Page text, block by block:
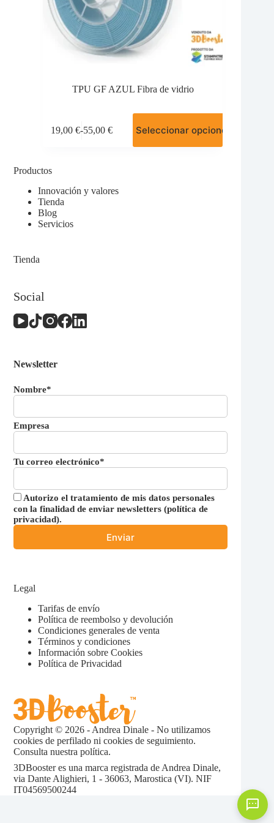
TPU GF AZUL Fibra de vidrio
19,00€-55,00€
Rango
hasta
Seleccionar opciones
producto
Las
opciones
se
pueden
elegir
de
Productos
Innovación y valores
Tienda
Blog
Servicios
Tienda
Social
Newsletter
Nombre*
Empresa
Tu correo electrónico*
Autorizo el tratamiento de mis datos personales
con la finalidad de enviar newsletters (política de
privacidad).
Legal
Tarifas de envío
Política de reembolso y devolución
Condiciones generales de venta
Términos y condiciones
Información sobre Cookies
Política de Privacidad
Copyright © 2026 - Andrea Dinale - No utilizamos
cookies de perfilado ni cookies de seguimiento.
Consulta nuestrapolítica.
3DBooster es una marca registrada de Andrea Dinale,
via Dante Alighieri, 1 - 36063, Marostica (VI). NIF
IT04569500244